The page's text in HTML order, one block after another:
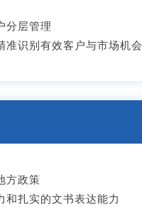
分层管理
准识别有效客户与市场机会
方政策
和扎实的文书表达能力